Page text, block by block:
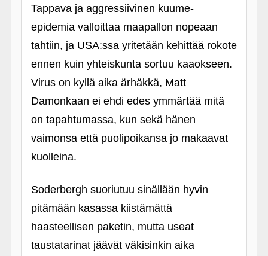
Tappava ja aggressiivinen kuume-
epidemia valloittaa maapallon nopeaan
tahtiin, ja USA:ssa yritetään kehittää rokote
ennen kuin yhteiskunta sortuu kaaokseen.
Virus on kyllä aika ärhäkkä, Matt
Damonkaan ei ehdi edes ymmärtää mitä
on tapahtumassa, kun sekä hänen
vaimonsa että puolipoikansa jo makaavat
kuolleina.
Soderbergh suoriutuu sinällään hyvin
pitämään kasassa kiistämättä
haasteellisen paketin, mutta useat
taustatarinat jäävät väkisinkin aika